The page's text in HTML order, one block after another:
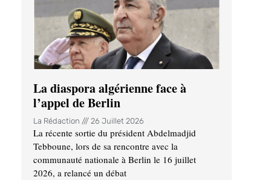
La diaspora algérienne face à
l’appel de Berlin
La Rédaction 26 Juillet 2026
La récente sortie du président Abdelmadjid
Tebboune, lors de sa rencontre avec la
communauté nationale à Berlin le 16 juillet
2026, a relancé un débat